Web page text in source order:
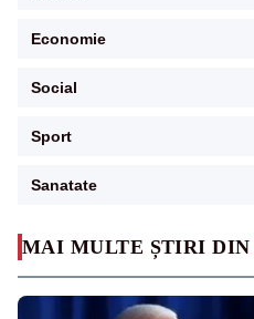
MAI MULTE ȘTIRI DIN
Economie
Social
Sport
Sanatate